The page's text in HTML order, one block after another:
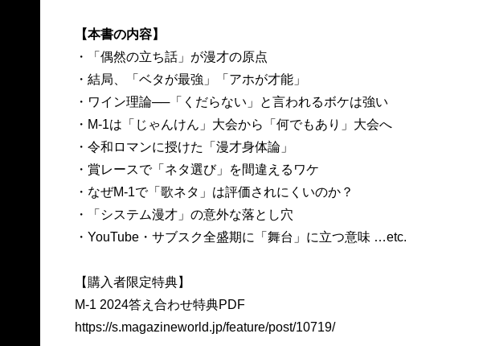
【本書の内容】
・「偶然の立ち話」が漫才の原点
・結局、「ベタが最強」「アホが才能」
・ワイン理論──「くだらない」と言われるボケは強い
・M-1は「じゃんけん」大会から「何でもあり」大会へ
・令和ロマンに授けた「漫才身体論」
・賞レースで「ネタ選び」を間違えるワケ
・なぜM-1で「歌ネタ」は評価されにくいのか？
・「システム漫才」の意外な落とし穴
・YouTube・サブスク全盛期に「舞台」に立つ意味 …etc.
【購入者限定特典】
M-1 2024答え合わせ特典PDF
https://s.magazineworld.jp/feature/post/10719/